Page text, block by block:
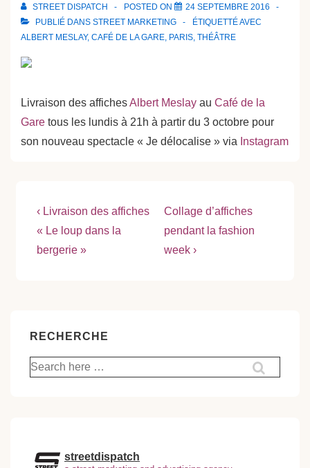
STREET DISPATCH POSTED ON
24 SEPTEMBRE 2016
PUBLIÉ DANS STREET MARKETING
ÉTIQUETTÉ AVEC
ALBERT MESLAY, CAFÉ DE LA GARE, PARIS, THÉÂTRE
Livraison des affichesAlbert Meslay au Café de la
Gare tous les lundis à 21h à partir du 3 octobre pour
son nouveau spectacle « Je délocalise » via Instagram
Navigation
de
l’article
Previous
Post
is
‹ Livraison des affiches
« Le loup dans la
bergerie »
Next
Post
is
Collage d’affiches
pendant la fashion
week ›
RECHERCHE
Recherche
pour:
streetdispatch